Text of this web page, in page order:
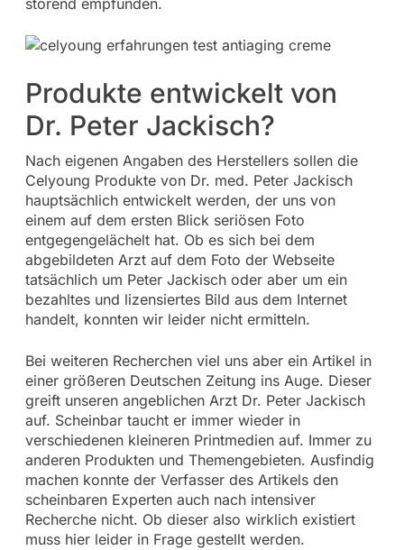
störend empfunden.
Produkte entwickelt von
Dr. Peter Jackisch?
Nach eigenen Angaben des Herstellers sollen die
Celyoung Produkte von Dr. med. Peter Jackisch
hauptsächlich entwickelt werden, der uns von
einem auf dem ersten Blick seriösen Foto
entgegengelächelt hat. Ob es sich bei dem
abgebildeten Arzt auf dem Foto der Webseite
tatsächlich um Peter Jackisch oder aber um ein
bezahltes und lizensiertes Bild aus dem Internet
handelt, konnten wir leider nicht ermitteln.
Bei weiteren Recherchen viel uns aber ein Artikel in
einer größeren Deutschen Zeitung ins Auge. Dieser
greift unseren angeblichen Arzt Dr. Peter Jackisch
auf. Scheinbar taucht er immer wieder in
verschiedenen kleineren Printmedien auf. Immer zu
anderen Produkten und Themengebieten. Ausfindig
machen konnte der Verfasser des Artikels den
scheinbaren Experten auch nach intensiver
Recherche nicht. Ob dieser also wirklich existiert
muss hier leider in Frage gestellt werden.